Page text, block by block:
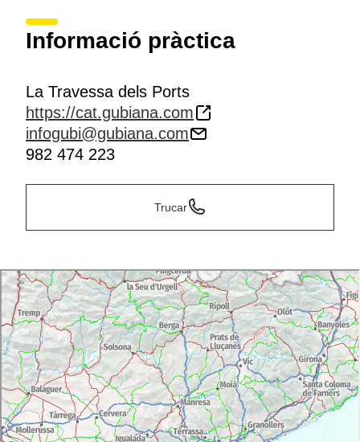
Informació pràctica
La Travessa dels Ports
https://cat.gubiana.com
infogubi@gubiana.com
982 474 223
Trucar